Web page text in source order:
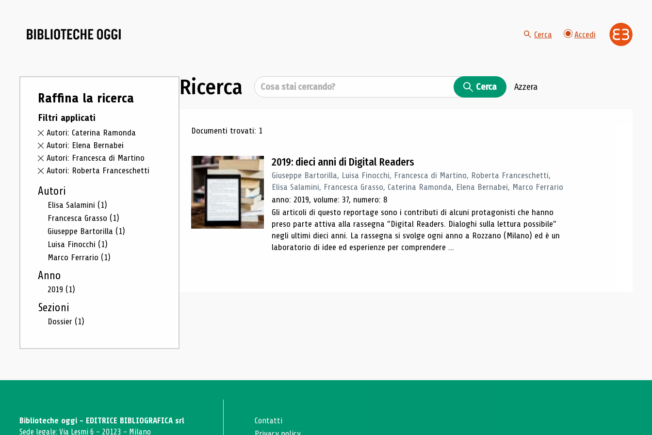
Cerca Accedi
Raffina la ricerca
Filtri applicati
Autori: Caterina Ramonda
Autori: Elena Bernabei
Autori: Francesca di Martino
Autori: Roberta Franceschetti
Autori
Elisa Salamini (1)
Francesca Grasso (1)
Giuseppe Bartorilla (1)
Luisa Finocchi (1)
Marco Ferrario (1)
Anno
2019 (1)
Sezioni
Dossier (1)
Ricerca Cerca Cerca Azzera
Risultati di ricerca
Documenti trovati: 1
2019: dieci anni di Digital Readers
Giuseppe Bartorilla, Luisa Finocchi, Francesca di Martino, Roberta Franceschetti,
Elisa Salamini, Francesca Grasso, Caterina Ramonda, Elena Bernabei, Marco Ferrario
anno: 2019, volume: 37, numero: 8
Gli articoli di questo reportage sono i contributi di alcuni protagonisti che hanno
preso parte attiva alla rassegna "Digital Readers. Dialoghi sulla lettura possibile"
negli ultimi dieci anni. La rassegna si svolge ogni anno a Rozzano (Milano) ed è un
laboratorio di idee ed esperienze per comprendere ...
Biblioteche oggi - EDITRICE BIBLIOGRAFICA srl
Sede legale: Via Lesmi 6 - 20123 - Milano
Contatti